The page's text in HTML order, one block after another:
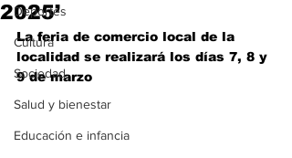
Deportes
Cultura
Sociedad
Salud y bienestar
Educación e infancia
2025’
La feria de comercio local de la
localidad se realizará los días 7, 8 y
9 de marzo